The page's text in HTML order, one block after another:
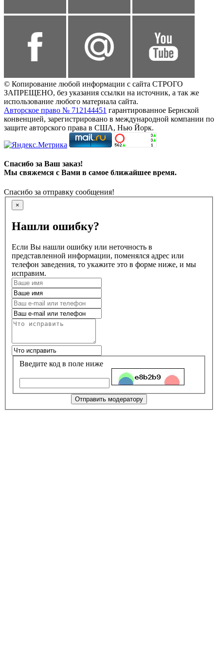
© Копирование любой информации с сайта СТРОГО
ЗАПРЕЩЕНО, без указания ссылки на источник, а так же
использование любого материала сайта.
Авторское право № 712144451 гарантированное Бернской
конвенцией, зарегистрировано в международной компании по
защите авторского права в США, Нью Йорк.
Спасибо за Ваш заказ!
Мы свяжемся с Вами в самое ближайшее время.
Спасибо за отправку сообщения!
×
Нашли ошибку?
Если Вы нашли ошибку или неточность в
представленной информации, поменялся адрес или
телефон заведения, то укажите это в форме ниже, и мы
исправим.
Введите код в поле ниже
Отправить модератору